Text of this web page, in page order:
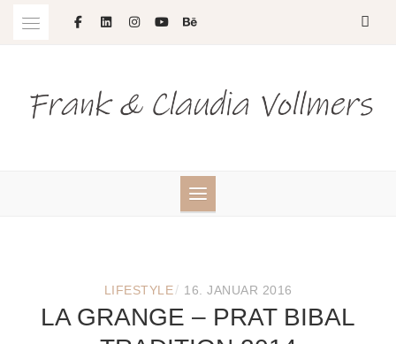
LIFESTYLE/ 16. JANUAR 2016
LA GRANGE – PRAT BIBAL